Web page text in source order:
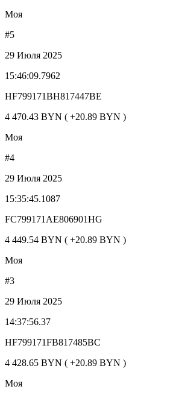
Моя
#5
29 Июля 2025
15:46:09.7962
HF799171BH817447BE
4 470.43 BYN ( +20.89 BYN )
Моя
#4
29 Июля 2025
15:35:45.1087
FC799171AE806901HG
4 449.54 BYN ( +20.89 BYN )
Моя
#3
29 Июля 2025
14:37:56.37
HF799171FB817485BC
4 428.65 BYN ( +20.89 BYN )
Моя